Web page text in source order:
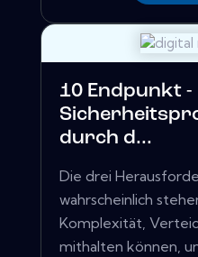
10 Endpunkt -
durch d...
Die drei
wahrscheinlich
Komplexität,
mithalten können,